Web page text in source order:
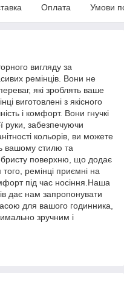
Оплата Умови
вигляду за
ремінців. Вони не
які зроблять ваше
виготовлені з якісного
і комфорт. Вони гнучкі
руки, забезпечуючи
кольорів, ви можете
вашому стилю та
поверхню, що додає
того, ремінці приємні на
під час носіння.Наша
дає нам запропонувати
для вашого годинника,
зручним і